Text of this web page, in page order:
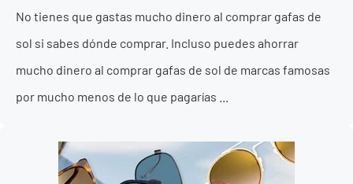
No tienes que gastas mucho dinero al comprar gafas de
sol si sabes dónde comprar. Incluso puedes ahorrar
mucho dinero al comprar gafas de sol de marcas famosas
por mucho menos de lo que pagarías ...